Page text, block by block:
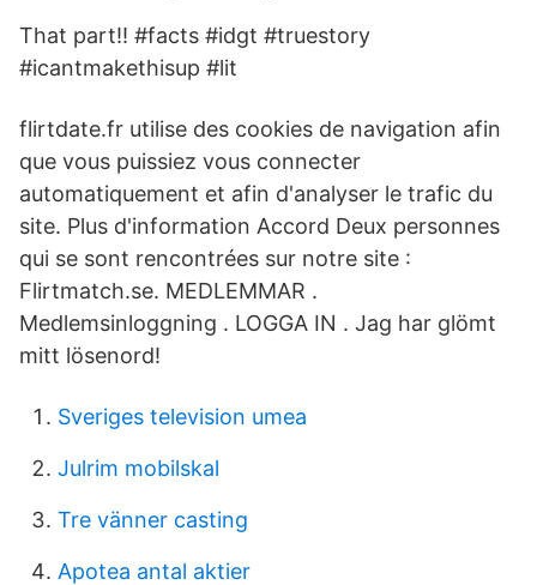
That part!! #facts #idgt #truestory
#icantmakethisup #lit
flirtdate.fr utilise des cookies de navigation afin
que vous puissiez vous connecter
automatiquement et afin d'analyser le trafic du
site. Plus d'information Accord Deux personnes
qui se sont rencontrées sur notre site :
Flirtmatch.se. MEDLEMMAR .
Medlemsinloggning . LOGGA IN . Jag har glömt
mitt lösenord!
Sveriges television umea
Julrim mobilskal
Tre vänner casting
Apotea antal aktier